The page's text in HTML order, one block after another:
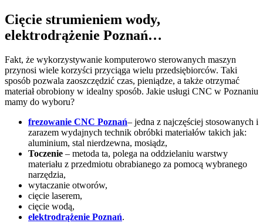
Cięcie strumieniem wody,
elektrodrążenie Poznań…
Fakt, że wykorzystywanie komputerowo sterowanych maszyn
przynosi wiele korzyści przyciąga wielu przedsiębiorców. Taki
sposób pozwala zaoszczędzić czas, pieniądze, a także otrzymać
materiał obrobiony w idealny sposób. Jakie usługi CNC w Poznaniu
mamy do wyboru?
frezowanie CNC Poznań– jedna z najczęściej stosowanych i
zarazem wydajnych technik obróbki materiałów takich jak:
aluminium, stal nierdzewna, mosiądz,
Toczenie – metoda ta, polega na oddzielaniu warstwy
materiału z przedmiotu obrabianego za pomocą wybranego
narzędzia,
wytaczanie otworów,
cięcie laserem,
cięcie wodą,
elektrodrążenie Poznań.